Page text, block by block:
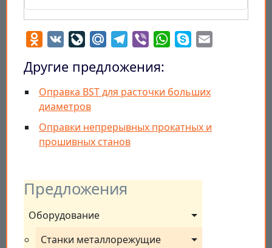
Предложения
Оборудование
Станки металлорежущие
Odnoklassniki
VK LiveJournal
Mail.RuTelegram
Viber WhatsApp
Skype
Другие предложения:
Оправка BST для расточки больших
диаметров
Оправки непрерывных прокатных и
прошивных станов